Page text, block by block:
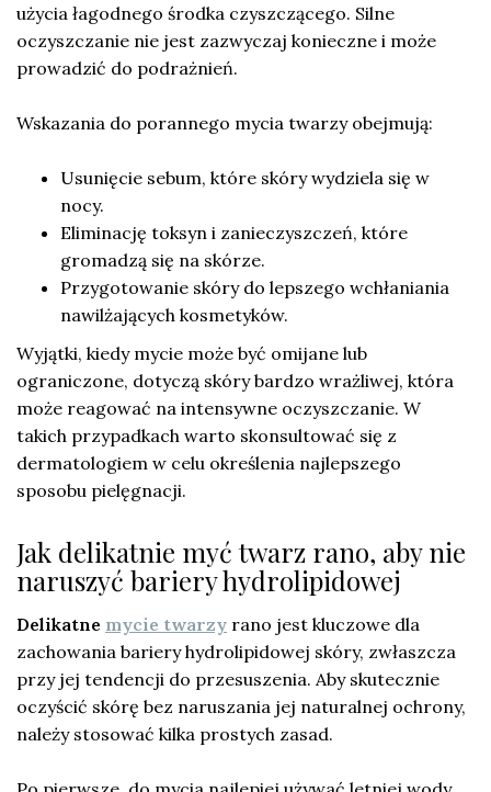
użycia łagodnego środka czyszczącego. Silne
oczyszczanie nie jest zazwyczaj konieczne i może
prowadzić do podrażnień.
Wskazania do porannego mycia twarzy obejmują:
Usunięcie sebum, które skóry wydziela się w
nocy.
Eliminację toksyn i zanieczyszczeń, które
gromadzą się na skórze.
Przygotowanie skóry do lepszego wchłaniania
nawilżających kosmetyków.
Wyjątki, kiedy mycie może być omijane lub
ograniczone, dotyczą skóry bardzo wrażliwej, która
może reagować na intensywne oczyszczanie. W
takich przypadkach warto skonsultować się z
dermatologiem w celu określenia najlepszego
sposobu pielęgnacji.
Jak delikatnie myć twarz rano, aby nie
naruszyć bariery hydrolipidowej
Delikatne mycie twarzy rano jest kluczowe dla
zachowania bariery hydrolipidowej skóry, zwłaszcza
przy jej tendencji do przesuszenia. Aby skutecznie
oczyścić skórę bez naruszania jej naturalnej ochrony,
należy stosować kilka prostych zasad.